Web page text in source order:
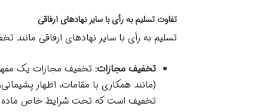
تفاوت تسلیم به رأی با سایر نهادهای ارفاقی
تسلیم به رأی با سایر نهادهای ارفاقی
تخفیف مجازات: تخفیف مجازات یک
(مانند همکاری با مقامات، اظهار
تخفیف است که تحت شرایط خاص ماده 442 محقق می شود.